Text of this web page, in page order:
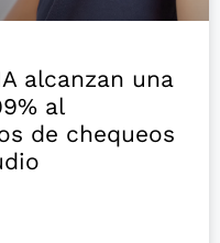
alcanzan una
al
de chequeos